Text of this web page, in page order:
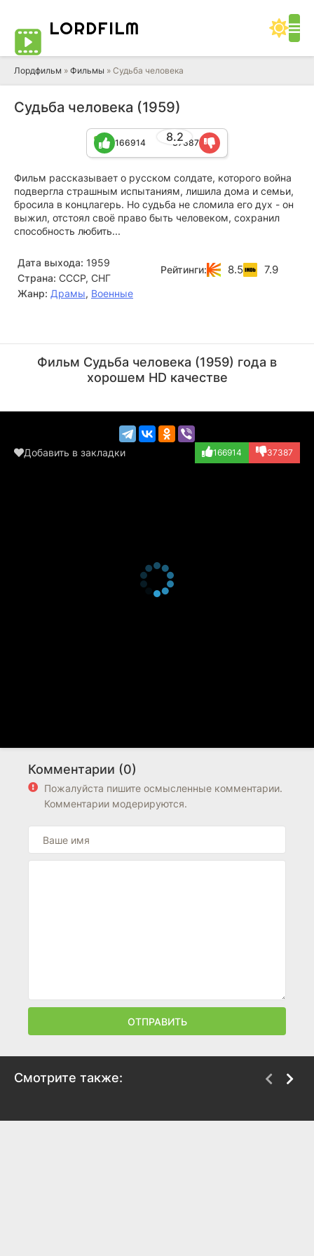
LORDFILM
Лордфильм » Фильмы » Судьба человека
Судьба человека (1959)
8.2
166914 37387
Фильм рассказывает о русском солдате, которого война
подвергла страшным испытаниям, лишила дома и семьи,
бросила в концлагерь. Но судьба не сломила его дух - он
выжил, отстоял своё право быть человеком, сохранил
способность любить...
Дата выхода: 1959
Страна: СССР, СНГ
Жанр: Драмы, Военные
Рейтинги: 8.5 7.9
(пьяный немецкий...)
(немец)
Фильм Судьба человека (1959) года в
хорошем HD качестве
Добавить в закладки 166914 37387
Комментарии (0)
Пожалуйста пишите осмысленные комментарии.
Комментарии модерируются.
ОТПРАВИТЬ
Смотрите также: